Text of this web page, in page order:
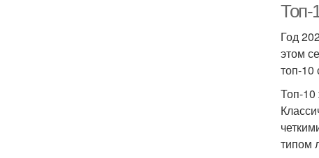
Топ-
Год
этом
топ-10
Топ-10
типом